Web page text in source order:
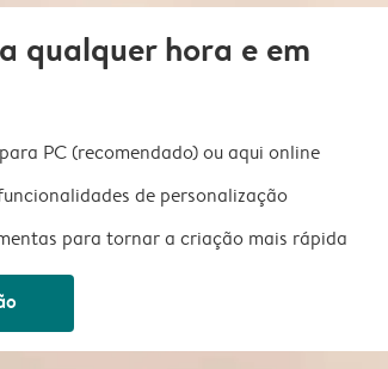
qualquer hora e em
PC (recomendado) ou aqui online
de personalização
para tornar a criação mais rápida